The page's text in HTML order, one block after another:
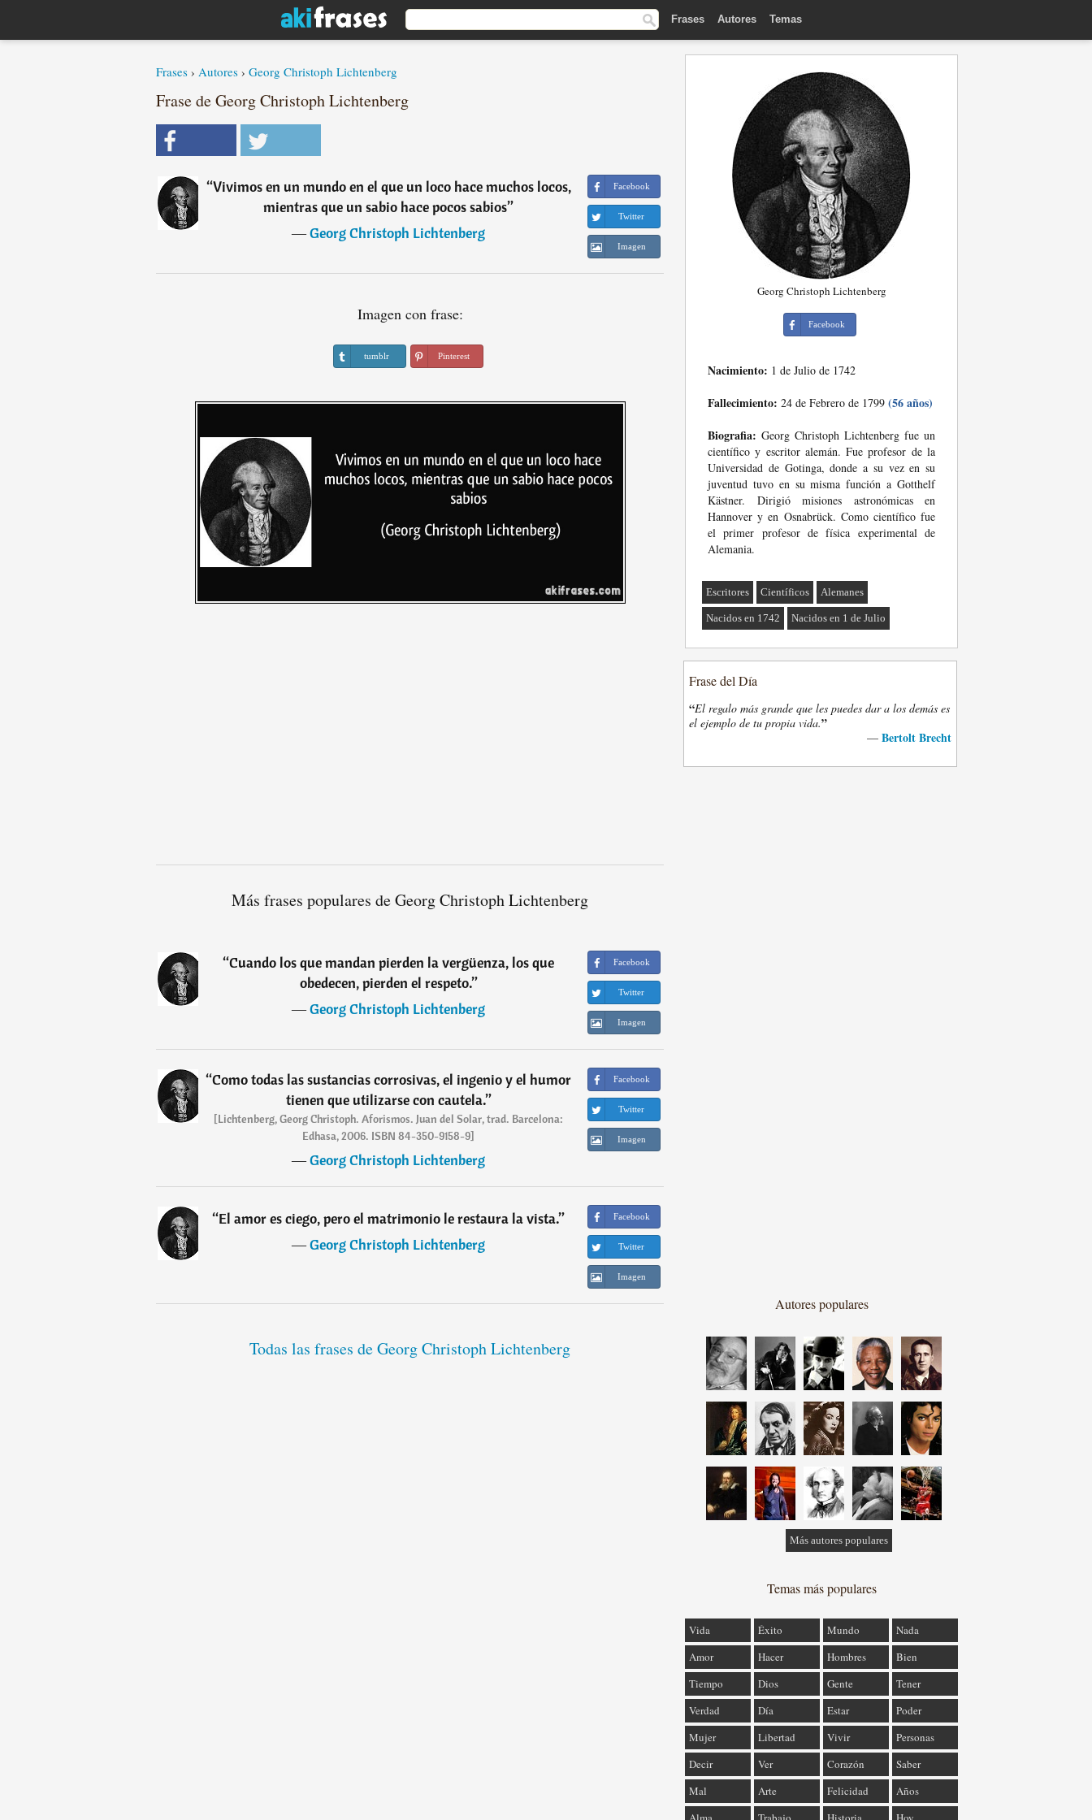
Frases Autores Temas
Frases › Autores › Georg Christoph Lichtenberg
Frase de Georg Christoph Lichtenberg
“Vivimos en un mundo en el que un loco hace muchos locos,
mientras que un sabio hace pocos sabios”
―Georg Christoph Lichtenberg
Facebook
Twitter
Imagen
Imagen con frase:
tumblr Pinterest
Más frases populares de Georg Christoph Lichtenberg
“Cuando los que mandan pierden la vergüenza, los que
obedecen, pierden el respeto.”
―Georg Christoph Lichtenberg
Facebook
Twitter
Imagen
“Como todas las sustancias corrosivas, el ingenio y el humor
tienen que utilizarse con cautela.”
[Lichtenberg, Georg Christoph. Aforismos. Juan del Solar, trad. Barcelona:
Edhasa, 2006. ISBN 84-350-9158-9]
―Georg Christoph Lichtenberg
Facebook
Twitter
Imagen
“El amor es ciego, pero el matrimonio le restaura la vista.”
―Georg Christoph Lichtenberg
Facebook
Twitter
Imagen
Todas las frases de Georg Christoph Lichtenberg
Georg Christoph Lichtenberg
Facebook
Nacimiento: 1 de Julio de 1742
Fallecimiento: 24 de Febrero de 1799 (56 años)
Biografia: Georg Christoph Lichtenberg fue un
científico y escritor alemán. Fue profesor de la
Universidad de Gotinga, donde a su vez en su
juventud tuvo en su misma función a Gotthelf
Kästner. Dirigió misiones astronómicas en
Hannover y en Osnabrück. Como científico fue
el primer profesor de física experimental de
Alemania.
Escritores Científicos Alemanes
Nacidos en 1742 Nacidos en 1 de Julio
Frase del Día
“El regalo más grande que les puedes dar a los demás es
el ejemplo de tu propia vida.”
— Bertolt Brecht
Autores populares
Más autores populares
Temas más populares
Vida Éxito Mundo
Nada
Amor
Hacer Hombres
Bien
Tiempo
Dios Gente
Tener
Verdad
Día Estar
Poder
Mujer
Libertad Vivir
Personas
Decir
Ver Corazón
Saber
Mal
Arte Felicidad
Años